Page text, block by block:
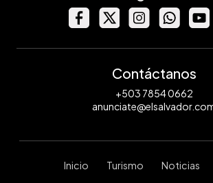
Contáctanos
+503 7854 0662
Inicio Turismo Noticias